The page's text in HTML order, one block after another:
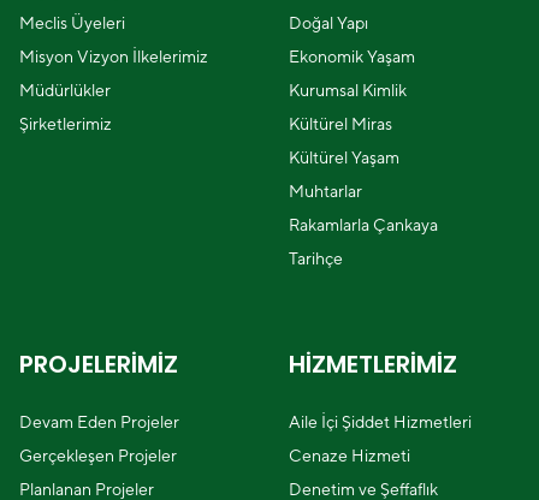
Meclis Üyeleri
Misyon Vizyon İlkelerimiz
Müdürlükler
Şirketlerimiz
Doğal Yapı
Ekonomik Yaşam
Kurumsal Kimlik
Kültürel Miras
Kültürel Yaşam
Muhtarlar
Rakamlarla Çankaya
Tarihçe
PROJELERİMİZ
Devam Eden Projeler
Gerçekleşen Projeler
Planlanan Projeler
HİZMETLERİMİZ
Aile İçi Şiddet Hizmetleri
Cenaze Hizmeti
Denetim ve Şeffaflık